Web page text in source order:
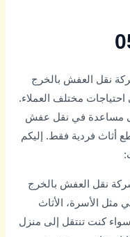
نقل العفش بالخرج
مختلف العملاء.
مساعدة في نقل عفش
أثاث فردية فقط. إليكم
نقل العفش بالخرج
مثل الأسرة، الأثاث
سواء كنت تنتقل إلى منزل